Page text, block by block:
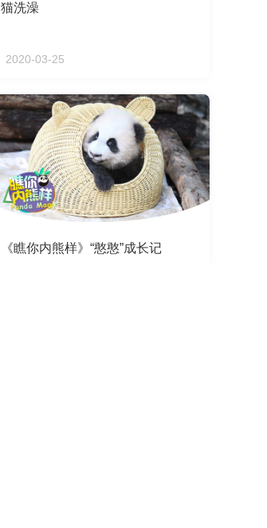
猫洗澡
2020-03-25
《瞧你内熊样》“憨憨”成长记